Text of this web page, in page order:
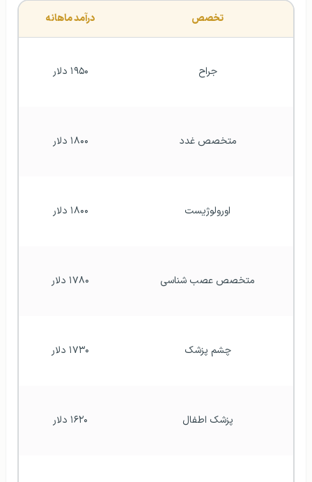
تخصص درآمد ماهانه
جراح ۱۹۵۰ دلار
متخصص غدد ۱۸۰۰ دلار
اورولوژیست ۱۸۰۰ دلار
متخصص عصب شناسی ۱۷۸۰ دلار
چشم پزشک ۱۷۳۰ دلار
پزشک اطفال ۱۶۲۰ دلار